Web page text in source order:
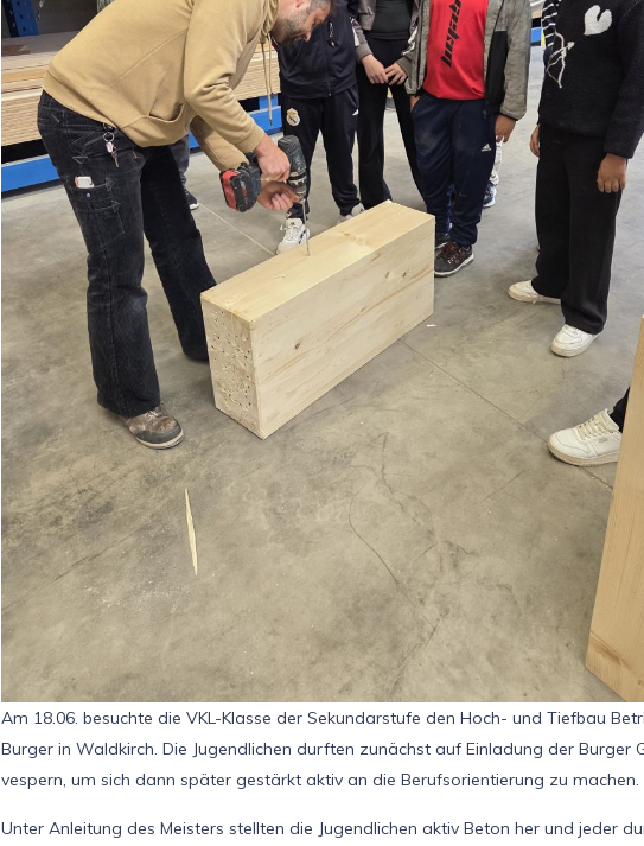
Am 18.06. besuchte die VKL-Klasse der Sekundarstufe den Hoch- und Tiefbau
Burger in Waldkirch. Die Jugendlichen durften zunächst auf Einladung der Burger
vespern, um sich dann später gestärkt aktiv an die Berufsorientierung zu machen.
Unter Anleitung des Meisters stellten die Jugendlichen aktiv Beton her und jeder